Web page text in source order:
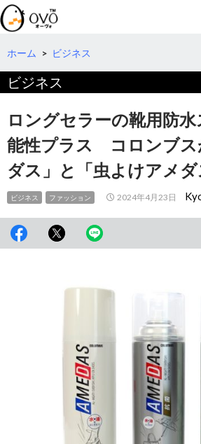
検
索
コ
テ
へ
ホーム > ビジネス
ビジネス
ロングセラーの靴用防
能性プラス コロンブス
ダス」と「虫よけアメ
ビジネス ファッション 2024年4月23日